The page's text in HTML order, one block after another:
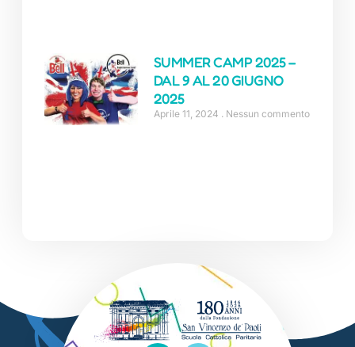
SUMMER CAMP 2025 –
DAL 9 AL 20 GIUGNO
2025
Aprile 11, 2024 Nessun commento